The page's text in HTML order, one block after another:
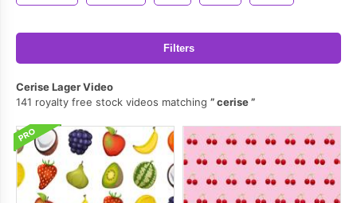
Filters
Cerise Lager Video
141 royalty free stock videos matching
cerise